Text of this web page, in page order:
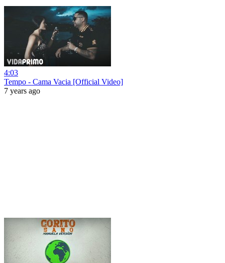
4:03
Tempo - Cama Vacia [Official Video]
7 years ago